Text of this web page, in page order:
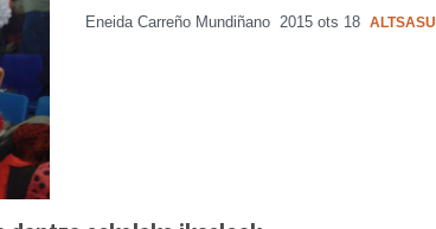
Eneida Carreño Mundiñano 2015 ots 18 ALTSASU